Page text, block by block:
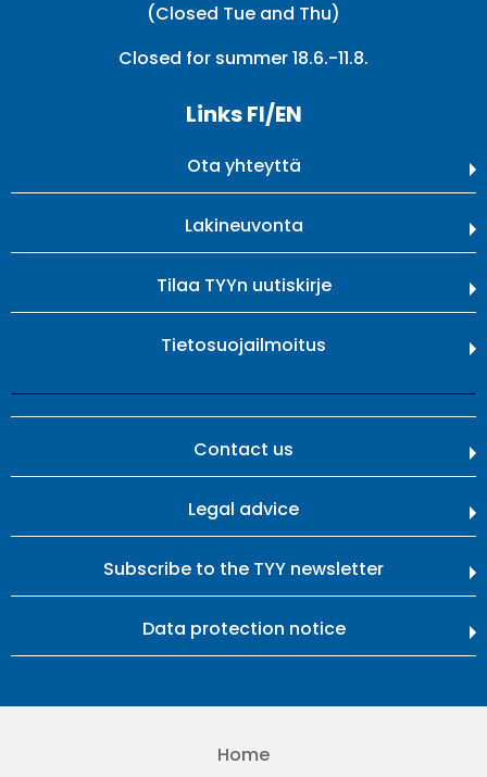
(Closed Tue and Thu)
Closed for summer 18.6.-11.8.
Links FI/EN
Ota yhteyttä
Lakineuvonta
Tilaa TYYn uutiskirje
Tietosuojailmoitus
Contact us
Legal advice
Subscribe to the TYY newsletter
Data protection notice
Home